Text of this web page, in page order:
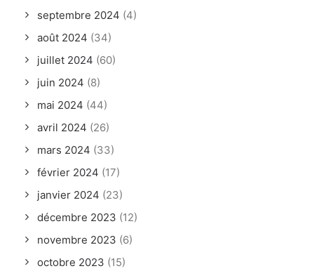
septembre 2024 (4)
août 2024 (34)
juillet 2024 (60)
juin 2024 (8)
mai 2024 (44)
avril 2024 (26)
mars 2024 (33)
février 2024 (17)
janvier 2024 (23)
décembre 2023 (12)
novembre 2023 (6)
octobre 2023 (15)